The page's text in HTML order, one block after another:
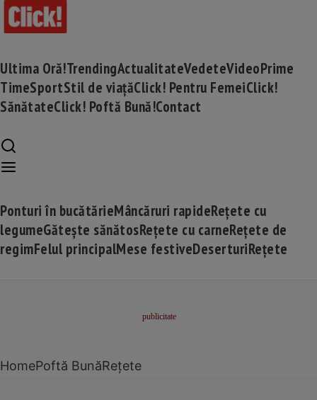
Ultima Oră!TrendingActualitateVedeteVideoPrime
TimeSportStil de viațăClick! Pentru FemeiClick!
SănătateClick! Poftă Bună!Contact
Ponturi în bucătărieMâncăruri rapideRețete cu
legumeGătește sănătosRețete cu carneRețete de
regimFelul principalMese festiveDeserturiRețete
HomePoftă BunăRețete